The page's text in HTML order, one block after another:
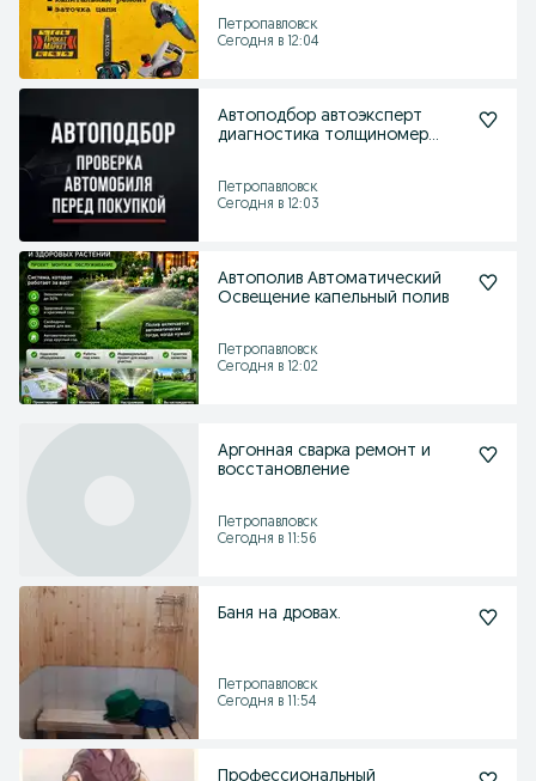
Петропавловск
Сегодня в 12:04
Автоподбор автоэксперт
диагностика толщиномер
Петропавловск
Сегодня в 12:03
Автополив Автоматический
Освещение капельный полив
Петропавловск
Сегодня в 12:02
Аргонная сварка ремонт и
восстановление
Петропавловск
Сегодня в 11:56
Баня на дровах.
Петропавловск
Сегодня в 11:54
Профессиональный